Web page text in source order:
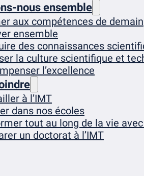
nous ensemble
aux compétences de demain
ensemble
des connaissances
la culture scientifique et
l’excellence
à l’IMT
dans nos écoles
tout au long de la vie avec
un doctorat à l’IMT